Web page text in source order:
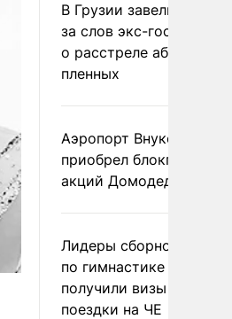
В Грузии завели дело
за слов экс-
о расстреле абхазских
пленных
Аэропорт Внуково
приобрел блокпакет
акций Домодедово
Лидеры сборной
по гимнастике не
получили визы для
поездки на ЧЕ